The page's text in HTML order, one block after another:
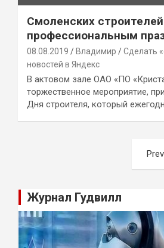
Смоленских
профессиональным
08.08.2019 Владимир
Сделать
новостей в Яндекс
В актовом зале ОАО «ПО
торжественное мероприятие,
Дня строителя, который
записям
Журнал Гудвилл